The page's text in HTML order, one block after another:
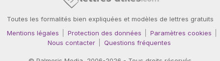
Toutes les formalités bien expliquées et modèles de lettres gratuits
Mentions légales
Protection des données
Paramètres cookies
Nous contacter
Questions fréquentes